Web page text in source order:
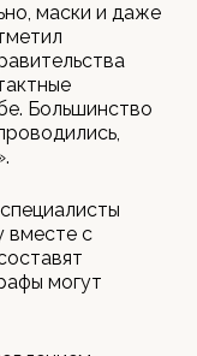
маски и даже
Большинство
вместе с
могут